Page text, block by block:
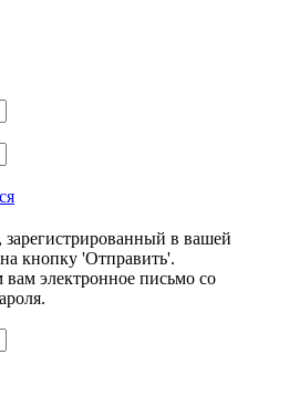
в вашей
кнопку 'Отправить'.
электронное письмо со